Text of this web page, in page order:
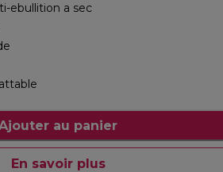
ebullition a sec
au panier
En savoir plus